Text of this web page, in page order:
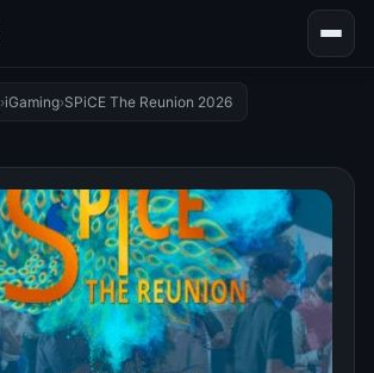
›iGaming›SPiCE The Reunion 2026